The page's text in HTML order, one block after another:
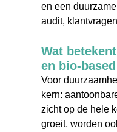
en een
audit,
Wat
en bio-
Voor
kern:
zicht op de hele
groeit, worden